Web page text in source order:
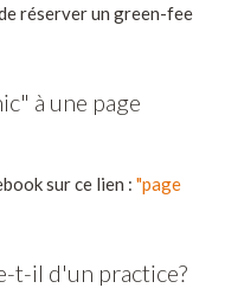
réserver un green-fee
à une page
sur ce lien : "page
t-il d'un practice?